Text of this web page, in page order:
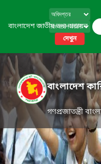
বাংলাদেশ জাতীয় তথ্য বাতায়ন
দেখুন
বাংলাদেশ
গণপ্রজাতন্ত্রী